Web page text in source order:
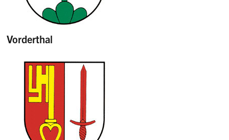
Vorderthal